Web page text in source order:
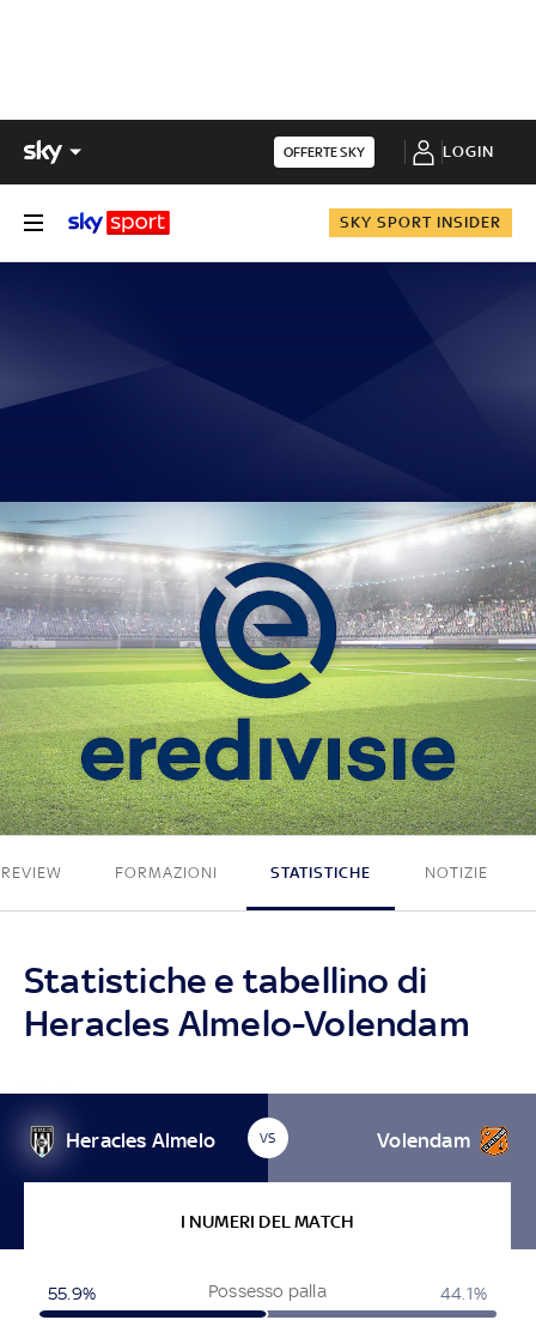
OFFERTE SKY LOGIN
SKY SPORT INSIDER
0 - 2
FORMAZIONI STATISTICHE NOTIZIE
Statistiche e tabellino di
Heracles Almelo-Volendam
Heracles Almelo VS Volendam
I NUMERI DEL MATCH
Possesso palla
55.9% 44.1%